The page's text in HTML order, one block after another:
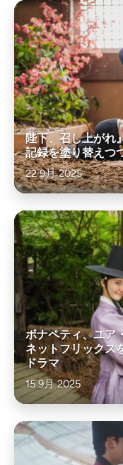
陛下、召し上がれ
記録を塗り替えつ
22 9月 2025
ボナペティ、ユア
ネットフリックス
ドラマ
15 9月 2025